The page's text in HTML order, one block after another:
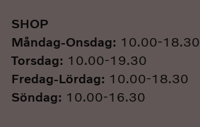
SHOP
Måndag-Onsdag: 10.00-18.30
Torsdag: 10.00-19.30
Fredag-Lördag: 10.00-18.30
Söndag: 10.00-16.30